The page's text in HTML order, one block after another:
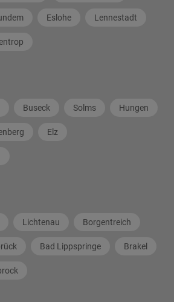
Eslohe Lennestadt
Buseck Solms Hungen
Elz
Lichtenau Borgentreich
Bad Lippspringe Brakel